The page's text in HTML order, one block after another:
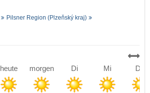
Pilsner Region (Plzeňský kraj)
heute morgen Di Mi Do